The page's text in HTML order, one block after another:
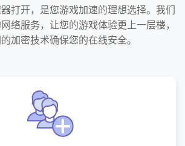
打开，是您游戏加速的理想选择。我们
络服务，让您的游戏体验更上一层楼，
加密技术确保您的在线安全。